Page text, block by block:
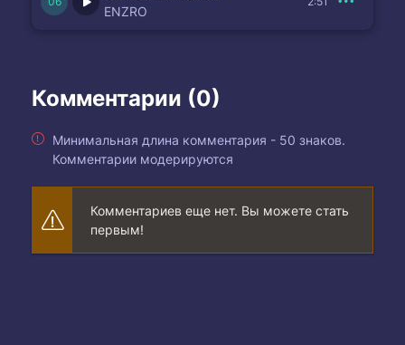
ENZRO
Комментарии (0)
Минимальная длина комментария - 50 знаков.
Комментарии модерируются
Комментариев еще нет. Вы можете стать
первым!